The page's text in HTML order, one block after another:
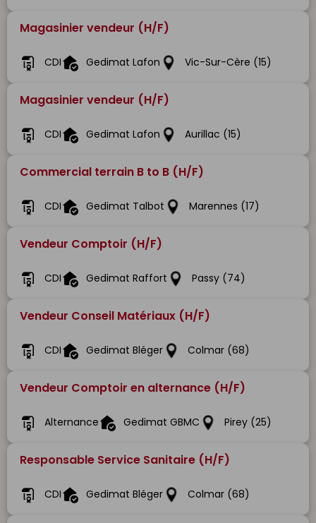
Magasinier vendeur (H/F)
CDI Gedimat Lafon Vic-Sur-Cère (15)
Magasinier vendeur (H/F)
CDI Gedimat Lafon Aurillac (15)
Commercial terrain B to B (H/F)
CDI Gedimat Talbot Marennes (17)
Vendeur Comptoir (H/F)
CDI Gedimat Raffort Passy (74)
Vendeur Conseil Matériaux (H/F)
CDI Gedimat Bléger Colmar (68)
Vendeur Comptoir en alternance (H/F)
Alternance Gedimat GBMC Pirey (25)
Responsable Service Sanitaire (H/F)
CDI Gedimat Bléger Colmar (68)